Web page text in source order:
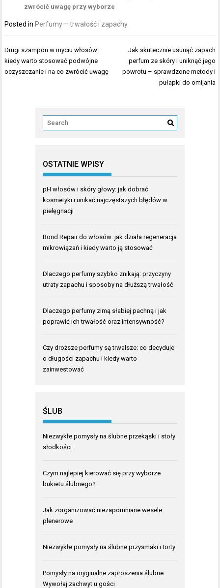
zwrócić uwagę przy wyborze
Posted in Perfumy – trwałość i zapachy
Nawigacja
wpisu
Drugi szampon w myciu włosów:
kiedy warto stosować podwójne
oczyszczanie i na co zwrócić uwagę
Jak skutecznie usunąć zapach
perfum ze skóry i uniknąć jego
powrotu – sprawdzone metody i
pułapki do omijania
OSTATNIE WPISY
pH włosów i skóry głowy: jak dobrać
kosmetyki i unikać najczęstszych błędów w
pielęgnacji
Bond Repair do włosów: jak działa regeneracja
mikrowiązań i kiedy warto ją stosować
Dlaczego perfumy szybko znikają: przyczyny
utraty zapachu i sposoby na dłuższą trwałość
Dlaczego perfumy zimą słabiej pachną i jak
poprawić ich trwałość oraz intensywność?
Czy droższe perfumy są trwalsze: co decyduje
o długości zapachu i kiedy warto
zainwestować
ŚLUB
Niezwykłe pomysły na ślubne przekąski i stoły
słodkości
Czym najlepiej kierować się przy wyborze
bukietu ślubnego?
Jak zorganizować niezapomniane wesele
plenerowe
Niezwykłe pomysły na ślubne przysmaki i torty
Pomysły na oryginalne zaproszenia ślubne:
Wywołaj zachwyt u gości